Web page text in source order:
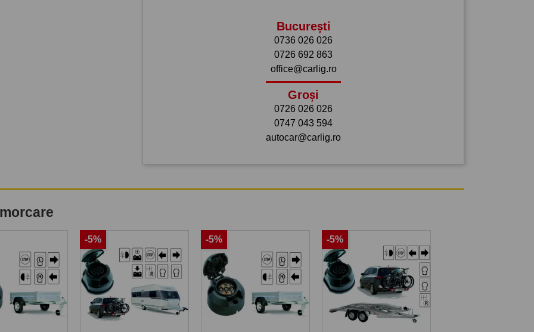
București
0736 026 026
0726 692 863
office@carlig.ro
Groși
0726 026 026
0747 043 594
autocar@carlig.ro
-5% -5% -5%